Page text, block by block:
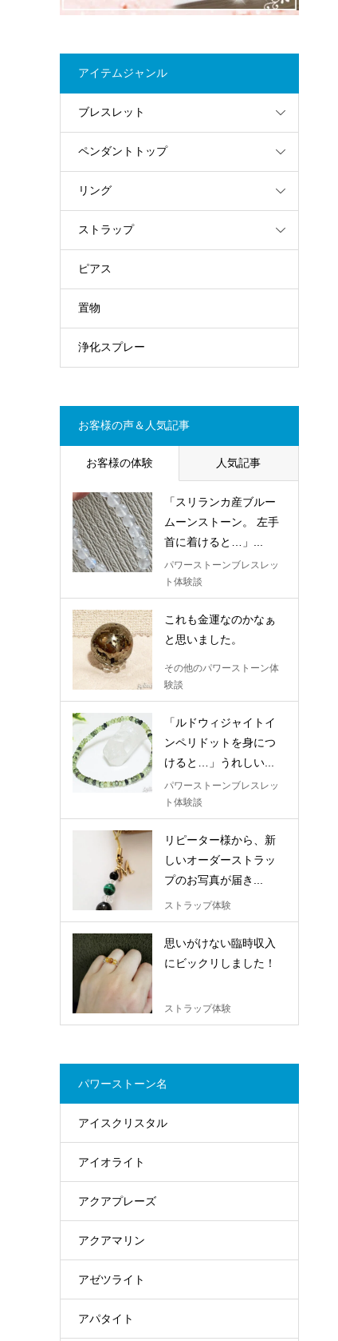
アイテムジャンル
ブレスレット
ペンダントトップ
リング
ストラップ
ピアス
置物
浄化スプレー
お客様の声＆人気記事
お客様の体験 人気記事
「スリランカ産ブルー
ムーンストーン。 左手
首に着けると…」...
パワーストーンブレスレッ
ト体験談
これも金運なのかなぁ
と思いました。
その他のパワーストーン体
験談
「ルドウィジャイトイ
ンペリドットを身につ
けると…」うれしい...
パワーストーンブレスレッ
ト体験談
リピーター様から、新
しいオーダーストラッ
プのお写真が届き...
ストラップ体験
思いがけない臨時収入
にビックリしました！
ストラップ体験
パワーストーン名
アイスクリスタル
アイオライト
アクアプレーズ
アクアマリン
アゼツライト
アパタイト